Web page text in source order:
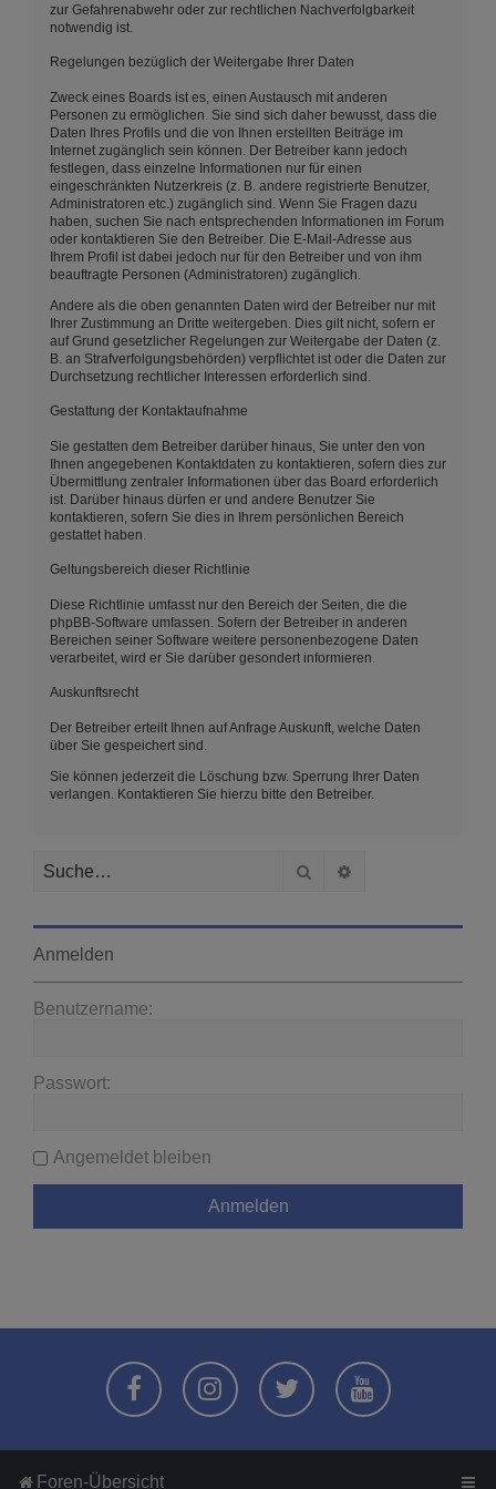
zur Gefahrenabwehr oder zur rechtlichen Nachverfolgbarkeit
notwendig ist.
Regelungen bezüglich der Weitergabe Ihrer Daten
Zweck eines Boards ist es, einen Austausch mit anderen
Personen zu ermöglichen. Sie sind sich daher bewusst, dass die
Daten Ihres Profils und die von Ihnen erstellten Beiträge im
Internet zugänglich sein können. Der Betreiber kann jedoch
festlegen, dass einzelne Informationen nur für einen
eingeschränkten Nutzerkreis (z. B. andere registrierte Benutzer,
Administratoren etc.) zugänglich sind. Wenn Sie Fragen dazu
haben, suchen Sie nach entsprechenden Informationen im Forum
oder kontaktieren Sie den Betreiber. Die E-Mail-Adresse aus
Ihrem Profil ist dabei jedoch nur für den Betreiber und von ihm
beauftragte Personen (Administratoren) zugänglich.
Andere als die oben genannten Daten wird der Betreiber nur mit
Ihrer Zustimmung an Dritte weitergeben. Dies gilt nicht, sofern er
auf Grund gesetzlicher Regelungen zur Weitergabe der Daten (z.
B. an Strafverfolgungsbehörden) verpflichtet ist oder die Daten zur
Durchsetzung rechtlicher Interessen erforderlich sind.
Gestattung der Kontaktaufnahme
Sie gestatten dem Betreiber darüber hinaus, Sie unter den von
Ihnen angegebenen Kontaktdaten zu kontaktieren, sofern dies zur
Übermittlung zentraler Informationen über das Board erforderlich
ist. Darüber hinaus dürfen er und andere Benutzer Sie
kontaktieren, sofern Sie dies in Ihrem persönlichen Bereich
gestattet haben.
Geltungsbereich dieser Richtlinie
Diese Richtlinie umfasst nur den Bereich der Seiten, die die
phpBB-Software umfassen. Sofern der Betreiber in anderen
Bereichen seiner Software weitere personenbezogene Daten
verarbeitet, wird er Sie darüber gesondert informieren.
Auskunftsrecht
Der Betreiber erteilt Ihnen auf Anfrage Auskunft, welche Daten
über Sie gespeichert sind.
Sie können jederzeit die Löschung bzw. Sperrung Ihrer Daten
verlangen. Kontaktieren Sie hierzu bitte den Betreiber.
Suche
Anmelden
Benutzername:
Passwort:
Angemeldet bleiben
Foren-Übersicht